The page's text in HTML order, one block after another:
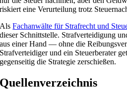
riskiert eine Verurteilung trotz
AlsFachanwälte für Strafrecht und
dieser Schnittstelle. Strafverteidigung
aus einer Hand — ohne die
Strafverteidiger und ein Steuerberater
gegenseitig die Strategie zerschießen.
Quellenverzeichnis